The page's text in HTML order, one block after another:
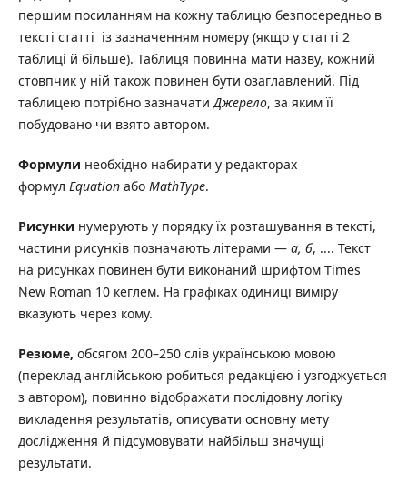
першим посиланням на кожну таблицю безпосередньо в
тексті статті із зазначенням номеру (якщо у статті 2
таблиці й більше). Таблиця повинна мати назву, кожний
стовпчик у ній також повинен бути озаглавлений. Під
таблицею потрібно зазначатиДжерело, за яким її
побудовано чи взято автором.
Формули необхідно набирати у редакторах
формул Equationабо MathType.
Рисунки нумерують у порядку їх розташування в тексті,
частини рисунків позначають літерами — а, б, .... Текст
на рисунках повинен бути виконаний шрифтом Times
New Roman 10 кеглем. На графіках одиниці виміру
вказують через кому.
Резюме, обсягом 200–250 слів українською мовою
(переклад англійською робиться редакцією і узгоджується
з автором), повинно відображати послідовну логіку
викладення результатів, описувати основну мету
дослідження й підсумовувати найбільш значущі
результати.